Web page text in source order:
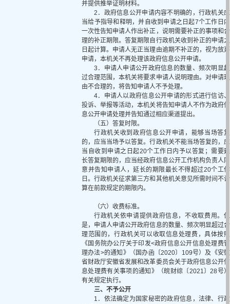
并提供推举证明材料。
2．政府信息公开申请内容不明确的，行政机关应
当给予指导和释明，并自收到申请之日起7个工作日内
一次性告知申请人作出补正，说明需要补正的事项和合
理的补正期限。答复期限自行政机关收到补正的申请之
日起计算。申请人无正当理由逾期不补正的，视为放弃
申请，本机关不再处理该政府信息公开申请。
3．申请人申请公开政府信息的数量、频次明显超
过合理范围，本机关将要求申请人说明理由。对申请理
由不合理的，将告知申请人不予处理。
4．申请人以政府信息公开申请的形式进行信访、
投诉、举报等活动，本机关将告知申请人不作为政府信
息公开申请处理并告知通过相应渠道提出。
（五）答复时限。
行政机关收到政府信息公开申请，能够当场答复
的，应当当场予以答复。行政机关不能当场答复的，应
当自收到申请之日起20个工作日内予以答复；需要延
长答复期限的，应当经政府信息公开工作机构负责人同
意并告知申请人，延长的期限最长不得超过20个工作
日。行政机关征求第三方和其他机关意见所需时间不计
算在前款规定的期限内。
（六）收费标准。
行政机关依申请提供政府信息，不收取费用。但
是，申请人申请公开政府信息的数量、频次明显超过合
理范围的，行政机关可以收取信息处理费，具体按照
《国务院办公厅关于印发<政府信息公开信息处理费管
理办法>的通知》（国办函〔2020〕109号）及《安徽
省财政厅安徽省发展和改革委员会关于政府信息公开信
息处理费有关事项的通知 》（皖财综〔2021〕28号）
有关规定执行。
三、不予公开
1．依法确定为国家秘密的政府信息，法律、行政